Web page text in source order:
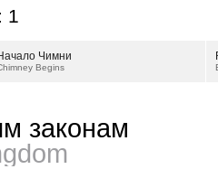
1
Чимни
Begins
законам